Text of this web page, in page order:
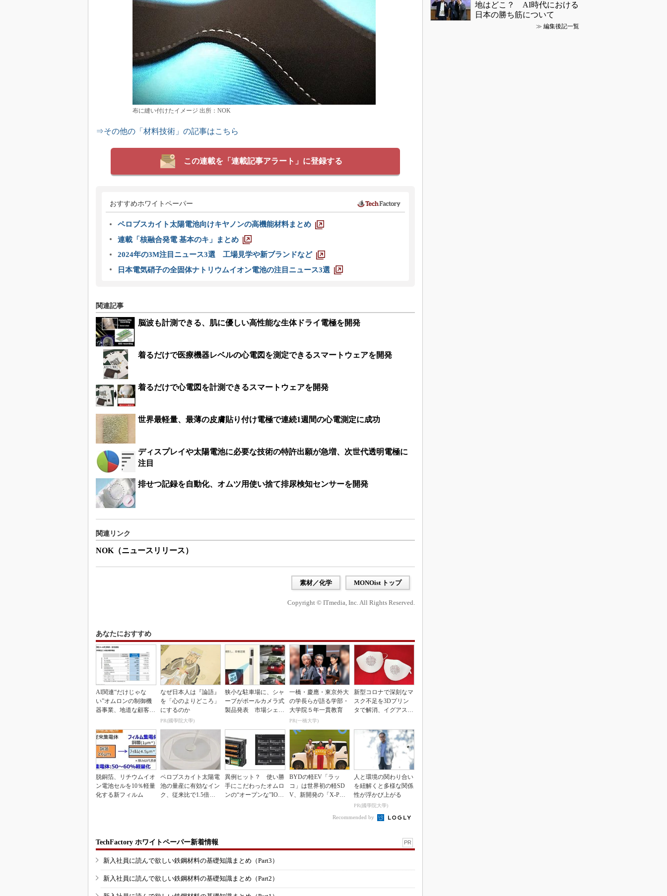
布に縫い付けたイメージ 出所：NOK
⇒その他の「材料技術」の記事はこちら
この連載を「連載記事アラート」に登録する
おすすめホワイトペーパー
ペロブスカイト太陽電池向けキヤノンの高機能材料まとめ
連載「核融合発電 基本のキ」まとめ
2024年の3M注目ニュース3選 工場見学や新ブランドなど
日本電気硝子の全固体ナトリウムイオン電池の注目ニュース3選
関連記事
脳波も計測できる、肌に優しい高性能な生体ドライ電極を開発
着るだけで医療機器レベルの心電図を測定できるスマートウェアを開発
着るだけで心電図を計測できるスマートウェアを開発
世界最軽量、最薄の皮膚貼り付け電極で連続1週間の心電測定に成功
ディスプレイや太陽電池に必要な技術の特許出願が急増、次世代透明電極に
注目
排せつ記録を自動化、オムツ用使い捨て排尿検知センサーを開発
関連リンク
NOK（ニュースリリース）
素材／化学 MONOist トップ
Copyright © ITmedia, Inc. All Rights Reserved.
あなたにおすすめ
AI関連“だけじゃな
い”オムロンの制御機
器事業、地道な顧客基
なぜ日本人は『論語』
を「心のよりどころ」
にするのか
PR(國學院大學)
狭小な駐車場に、シャ
ープがポールカメラ式
製品発表 市場シェア
一橋・慶應・東京外大
の学長らが語る学部・
大学院５年一貫教育
PR(一橋大学)
新型コロナで深刻なマ
スク不足を3Dプリン
タで解消、イグアスが
脱銅箔、リチウムイオ
ン電池セルを10％軽量
化する新フィルム
ペロブスカイト太陽電
池の量産に有効なイン
ク、従来比で1.5倍の
異例ヒット？ 使い勝
手にこだわったオムロ
ンの“オープンな”IO-L
BYDの軽EV「ラッ
コ」は世界初の軽SD
V、新開発の「X-PAC
人と環境の関わり合い
を紐解くと多様な関係
性が浮かび上がる
PR(國學院大學)
Recommended by
TechFactory ホワイトペーパー新着情報 PR
新入社員に読んで欲しい鉄鋼材料の基礎知識まとめ（Part3）
新入社員に読んで欲しい鉄鋼材料の基礎知識まとめ（Part2）
地はどこ？ AI時代における
日本の勝ち筋について
≫ 編集後記一覧